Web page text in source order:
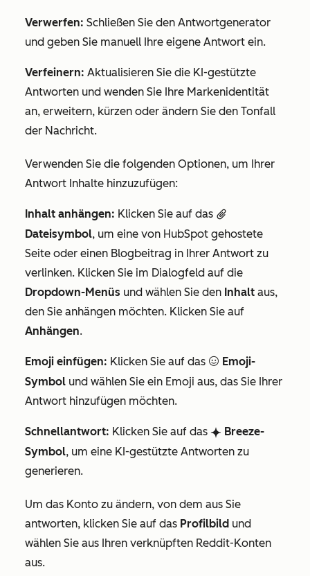
Verwerfen: Schließen Sie den Antwortgenerator
und geben Sie manuell Ihre eigene Antwort ein.
Verfeinern: Aktualisieren Sie die KI-gestützte
Antworten und wenden Sie Ihre Markenidentität
an, erweitern, kürzen oder ändern Sie den Tonfall
der Nachricht.
Verwenden Sie die folgenden Optionen, um Ihrer
Antwort Inhalte hinzuzufügen:
Inhalt anhängen: Klicken Sie auf das attach
Dateisymbol, um eine von HubSpot gehostete
Seite oder einen Blogbeitrag in Ihrer Antwort zu
verlinken. Klicken Sie im Dialogfeld auf die
Dropdown-Menüs und wählen Sie den Inhalt aus,
den Sie anhängen möchten. Klicken Sie auf
Anhängen.
Emoji einfügen: Klicken Sie auf das emoji Emoji-
Symbol und wählen Sie ein Emoji aus, das Sie Ihrer
Antwort hinzufügen möchten.
Schnellantwort: Klicken Sie auf das breezeSingleStar Breeze-
Symbol, um eine KI-gestützte Antworten zu
generieren.
Um das Konto zu ändern, von dem aus Sie
antworten, klicken Sie auf das Profilbild und
wählen Sie aus Ihren verknüpften Reddit-Konten
aus.